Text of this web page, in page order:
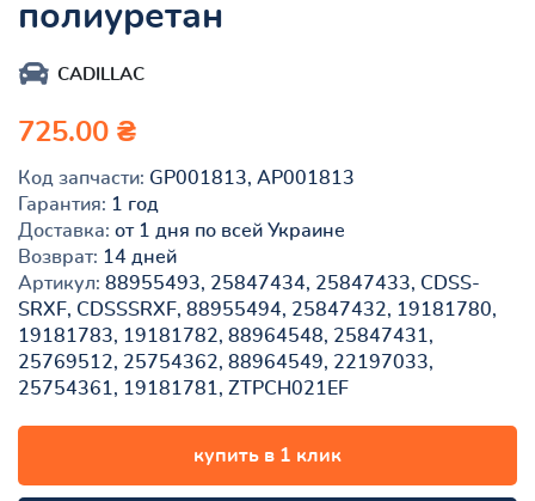
полиуретан
CADILLAC
725.00 ₴
Код запчасти: GP001813, AP001813
Гарантия: 1 год
Доставка: от 1 дня по всей Украине
Возврат: 14 дней
Артикул: 88955493, 25847434, 25847433, CDSS-
SRXF, CDSSSRXF, 88955494, 25847432, 19181780,
19181783, 19181782, 88964548, 25847431,
25769512, 25754362, 88964549, 22197033,
25754361, 19181781, ZTPCH021EF
купить в 1 клик